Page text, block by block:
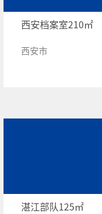
西安档案室210㎡
西安市
湛江部队125㎡